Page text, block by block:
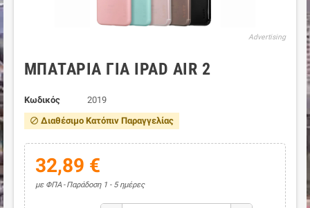
Advertising
ΜΠΑΤΑΡΊΑ ΓΙΑ IPAD AIR 2
Κωδικός 2019
block Διαθέσιμο Κατόπιν Παραγγελίας
32,89 €
με ΦΠΑ Παράδοση 1 - 5 ημέρες